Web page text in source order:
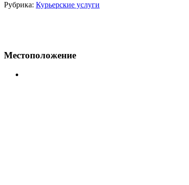
Рубрика: Курьерские услуги
Местоположение